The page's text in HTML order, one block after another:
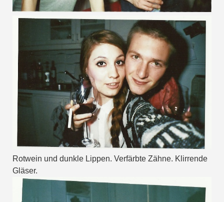
Rotwein und dunkle Lippen. Verfärbte Zähne. Klirrende
Gläser.